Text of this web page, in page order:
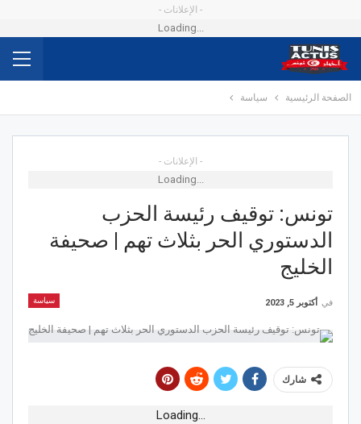
- الإعلانات -
Loading...
الصفحة الرئيسية سياسة
- الإعلانات -
Loading...
تونس: توقيف رئيسة الحزب
الدستوري الحر بثلاث تهم | صحيفة
الخليج
سياسة في أكتوبر 5, 2023
شارك
Loading...